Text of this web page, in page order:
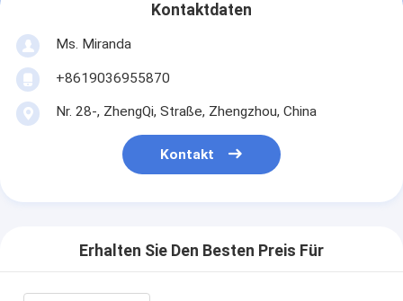
Kontaktdaten
Ms. Miranda
+8619036955870
Nr. 28-, ZhengQi, Straße, Zhengzhou, China
Kontakt
Erhalten Sie Den Besten Preis Für